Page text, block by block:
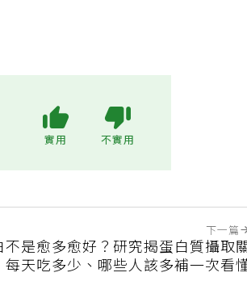
下一篇
不是愈多愈好？研究揭蛋白質攝取